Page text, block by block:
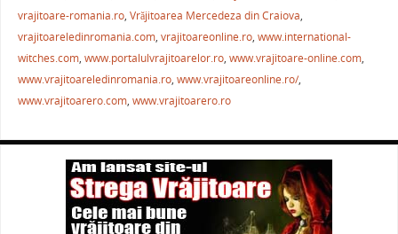
o
k
p
vrajitoare-romania.ro, Vrăjitoarea Mercedeza din Craiova,
vrajitoareledinromania.com, vrajitoareonline.ro, www.international-
witches.com, www.portalulvrajitoarelor.ro, www.vrajitoare-online.com,
www.vrajitoareledinromania.ro, www.vrajitoareonline.ro/,
www.vrajitoarero.com, www.vrajitoarero.ro